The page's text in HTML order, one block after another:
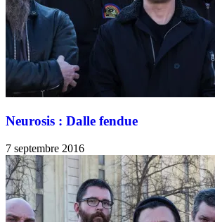
Neurosis : Dalle fendue
7 septembre 2016